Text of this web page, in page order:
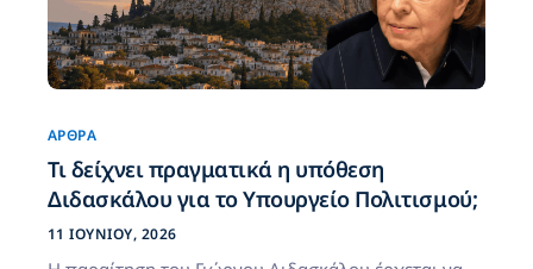
ΆΡΘΡΑ
Τι δείχνει πραγματικά η υπόθεση
Διδασκάλου για το Υπουργείο Πολιτισμού;
11 ΙΟΥΝΊΟΥ, 2026